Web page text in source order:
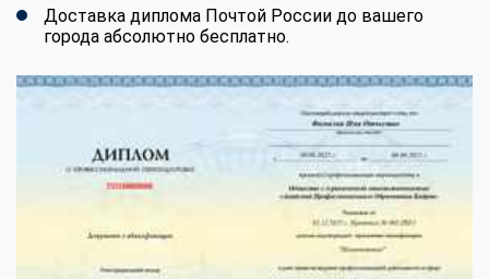
Доставка диплома Почтой России до вашего
города абсолютно бесплатно.